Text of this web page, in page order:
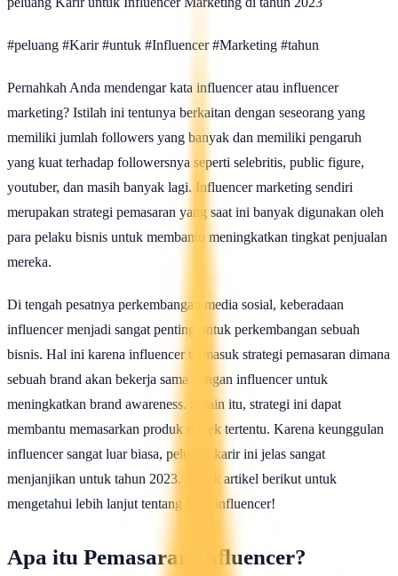
#peluang #Karir #untuk #Influencer #Marketing #tahun
Pernahkah Anda mendengar kata influencer atau influencer
marketing? Istilah ini tentunya berkaitan dengan seseorang yang
memiliki jumlah followers yang banyak dan memiliki pengaruh
yang kuat terhadap followersnya seperti selebritis, public figure,
youtuber, dan masih banyak lagi. Influencer marketing sendiri
merupakan strategi pemasaran yang saat ini banyak digunakan oleh
para pelaku bisnis untuk membantu meningkatkan tingkat penjualan
mereka.
Di tengah pesatnya perkembangan media sosial, keberadaan
influencer menjadi sangat penting untuk perkembangan sebuah
bisnis. Hal ini karena influencer termasuk strategi pemasaran dimana
sebuah brand akan bekerja sama dengan influencer untuk
meningkatkan brand awareness. Selain itu, strategi ini dapat
membantu memasarkan produk merek tertentu. Karena keunggulan
influencer sangat luar biasa, peluang karir ini jelas sangat
menjanjikan untuk tahun 2023. Simak artikel berikut untuk
mengetahui lebih lanjut tentang karir influencer!
Apa itu Pemasaran Influencer?